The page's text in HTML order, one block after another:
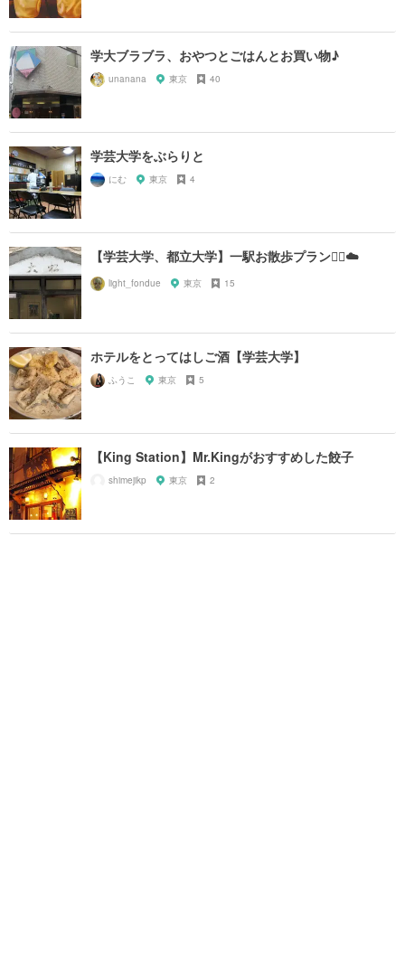
学大ブラブラ、おやつとごはんとお買い物♪
unanana 東京 40
学芸大学をぶらりと
にむ 東京 4
【学芸大学、都立大学】一駅お散歩プラン🚶‍♂️☁️
light_fondue 東京 15
ホテルをとってはしご酒【学芸大学】
ふうこ 東京 5
【King Station】Mr.Kingがおすすめした餃子
shimejikp 東京 2